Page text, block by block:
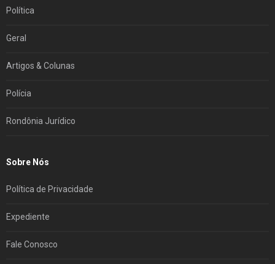
Política
Geral
Artigos & Colunas
Polícia
Rondônia Jurídico
Sobre Nós
Política de Privacidade
Expediente
Fale Conosco